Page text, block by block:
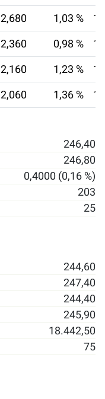
2,680 1,03 %
2,360 0,98 %
2,160 1,23 %
2,060 1,36 %
246,40
246,80
0,4000 (0,16 %)
203
25
244,60
247,40
244,40
245,90
18.442,50
75